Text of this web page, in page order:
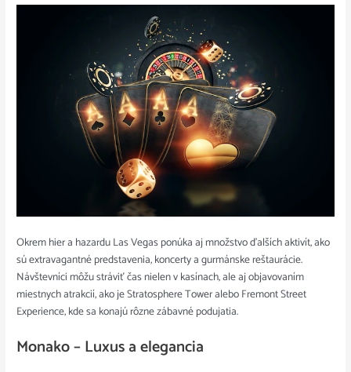
Okrem hier a hazardu Las Vegas ponúka aj množstvo ďalších aktivít, ako
sú extravagantné predstavenia, koncerty a gurmánske reštaurácie.
Návštevníci môžu stráviť čas nielen v kasínach, ale aj objavovaním
miestnych atrakcií, ako je Stratosphere Tower alebo Fremont Street
Experience, kde sa konajú rôzne zábavné podujatia.
Monako – Luxus a elegancia